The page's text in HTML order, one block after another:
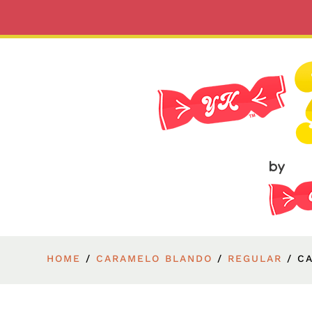
HOME / CARAMELO BLANDO / REGULAR /